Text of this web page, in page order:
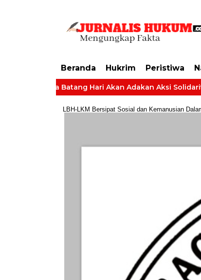
Beranda Hukrim Peristiwa
Desa Batang Hari Akan Adakan Aksi Solidaritas
LBH-LKM Bersipat Sosial dan Kemanusian